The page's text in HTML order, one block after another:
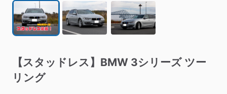
【スタッドレス】BMW 3シリーズ ツー
リング